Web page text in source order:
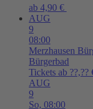
ab 4,90 €
AUG
9
08:00
Merzhausen
Bürgerbad
Tickets ab ??,??
AUG
9
So, 08:00